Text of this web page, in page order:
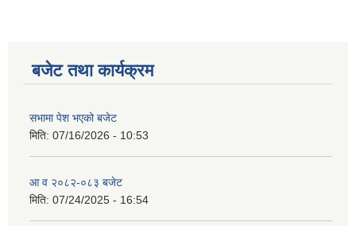
बजेट तथा कार्यक्रम
सभामा पेश भएको बजेट
मिति: 07/16/2026 - 10:53
आ व २०८२-०८३ बजेट
मिति: 07/24/2025 - 16:54